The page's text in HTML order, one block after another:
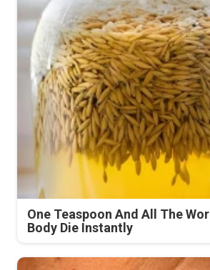
One Teaspoon And All The
Body Die Instantly